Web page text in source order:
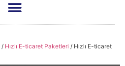
/ Hızlı E-ticaret Paketleri / Hızlı E-ticaret